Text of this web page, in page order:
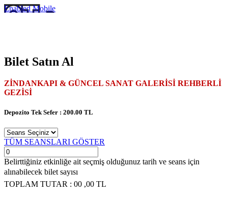
EnabledMobile
Bilet Satın Al
ZİNDANKAPI & GÜNCEL SANAT GALERİSİ REHBERLİ
GEZİSİ
Depozito Tek Sefer : 200.00 TL
TÜM SEANSLARI GÖSTER
Belirttiğiniz etkinliğe ait seçmiş olduğunuz tarih ve seans için
alınabilecek bilet sayısı
TOPLAM TUTAR : 00 ,00 TL